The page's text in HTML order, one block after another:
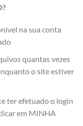
na sua conta
quantas vezes
o site estiver
ter efetuado o login
em MINHA